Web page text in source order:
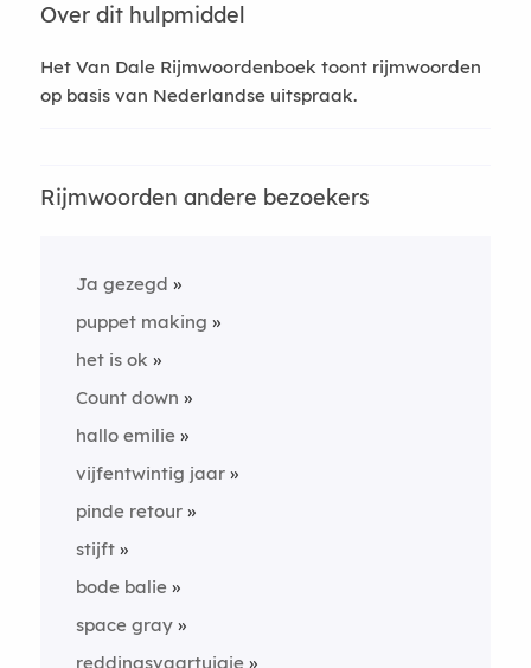
Over dit hulpmiddel
Het Van Dale Rijmwoordenboek toont rijmwoorden
op basis van Nederlandse uitspraak.
Rijmwoorden andere bezoekers
Ja gezegd
puppet making
het is ok
Count down
hallo emilie
vijfentwintig jaar
pinde retour
stijft
bode balie
space gray
reddingsvaartuigje